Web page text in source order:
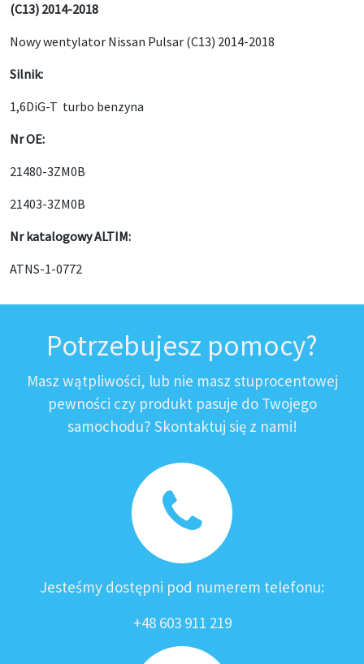
(C13) 2014-2018
Nowy wentylator Nissan Pulsar (C13) 2014-2018
Silnik:
1,6DiG-T turbo benzyna
Nr OE:
21480-3ZM0B
21403-3ZM0B
Nr katalogowy ALTIM:
ATNS-1-0772
Potrzebujesz pomocy?
Masz wątpliwości, lub nie masz stuprocentowej
pewności czy produkt pasuje do Twojego
samochodu? Skontaktuj się z nami!
Jesteśmy dostępni pod numerem telefonu:
+48 603 911 219